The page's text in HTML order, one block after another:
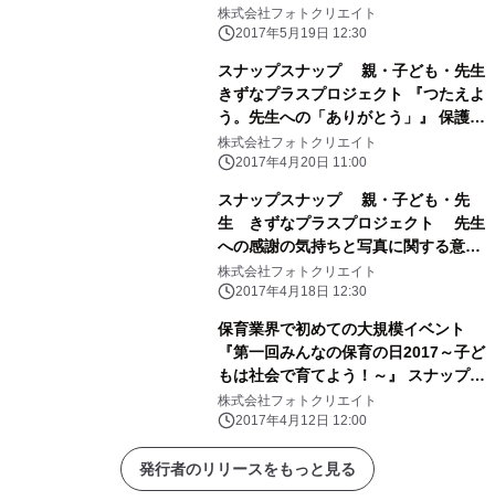
ビス)追加
株式会社フォトクリエイト
2017年5月19日 12:30
スナップスナップ 親・子ども・先生
きずなプラスプロジェクト 『つたえよ
う。先生への「ありがとう」』 保護者
から集まった写真と先生への感謝のメ
ッセージ 247作品から特に共感の多
月19日)」に発表！
株式会社フォトクリエイト
2017年4月20日 11:00
スナップスナップ 親・子ども・先
生 きずなプラスプロジェクト 先生
への感謝の気持ちと写真に関する意識
調査 進級・卒園の際に、先生に「あ
りがとう」を 言いそびれてしまった保
あれば「ありがとう」を伝えたい！
株式会社フォトクリエイト
2017年4月18日 12:30
保育業界で初めての大規模イベント
『第一回みんなの保育の日2017～子ど
もは社会で育てよう！～』 スナップス
ナップも参加決定！
株式会社フォトクリエイト
2017年4月12日 12:00
発行者のリリースをもっと見る